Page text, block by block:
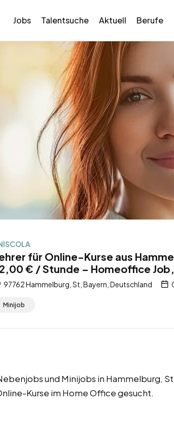
Jobs Talentsuche Aktuell Berufe
für Online-Kurse aus
€ / Stunde – Homeoffice
97762 Hammelburg, St, Bayern, Deutschland
Minijob
und Minijobs in Hammelburg,
Kurse im Home Office gesucht.